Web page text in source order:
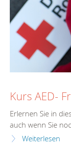
Kurs AED-
Erlernen Sie in
auch wenn Sie
Weiterlesen